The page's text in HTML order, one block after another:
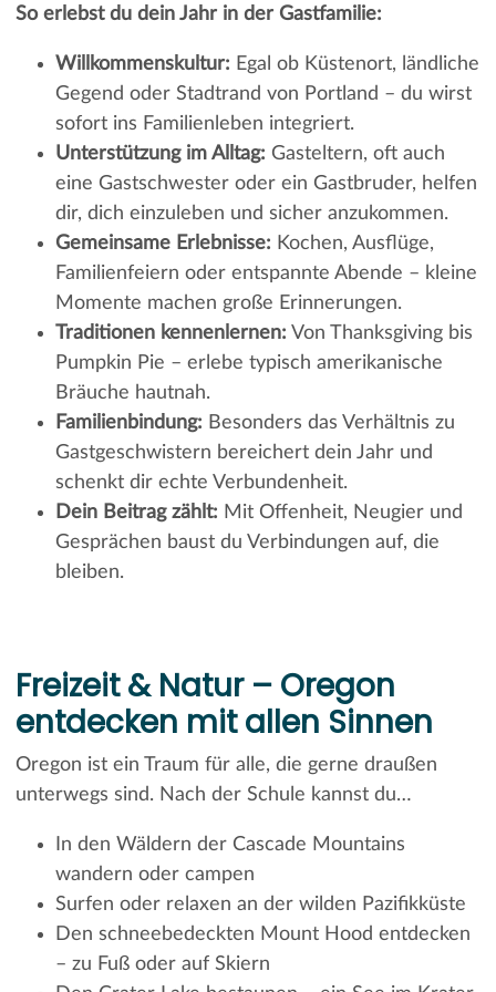
So erlebst du dein Jahr in der Gastfamilie:
Willkommenskultur: Egal ob Küstenort, ländliche
Gegend oder Stadtrand von Portland – du wirst
sofort ins Familienleben integriert.
Unterstützung im Alltag: Gasteltern, oft auch
eine Gastschwester oder ein Gastbruder, helfen
dir, dich einzuleben und sicher anzukommen.
Gemeinsame Erlebnisse: Kochen, Ausflüge,
Familienfeiern oder entspannte Abende – kleine
Momente machen große Erinnerungen.
Traditionen kennenlernen: Von Thanksgiving bis
Pumpkin Pie – erlebe typisch amerikanische
Bräuche hautnah.
Familienbindung: Besonders das Verhältnis zu
Gastgeschwistern bereichert dein Jahr und
schenkt dir echte Verbundenheit.
Dein Beitrag zählt: Mit Offenheit, Neugier und
Gesprächen baust du Verbindungen auf, die
bleiben.
Freizeit & Natur – Oregon
entdecken mit allen Sinnen
Oregon ist ein Traum für alle, die gerne draußen
unterwegs sind. Nach der Schule kannst du…
In den Wäldern der Cascade Mountains
wandern oder campen
Surfen oder relaxen an der wilden Pazifikküste
Den schneebedeckten Mount Hood entdecken
– zu Fuß oder auf Skiern